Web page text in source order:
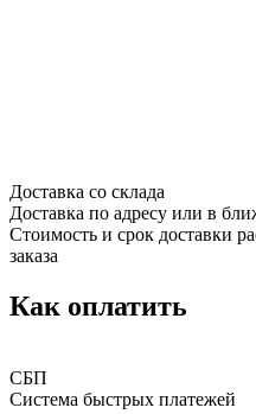
Доставка со склада
Доставка по адресу или в
Стоимость и срок доставки
заказа
Как оплатить
СБП
Система быстрых платежей